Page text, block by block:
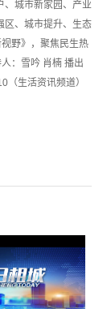
、城市新家园、产业
区、城市提升、生态
野》，聚焦民生热
：雪吟 肖楠 播出
（生活资讯频道）